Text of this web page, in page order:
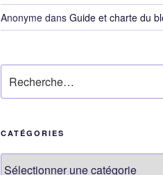
Anonyme dans Guide et charte du
pour
:
CATÉGORIES